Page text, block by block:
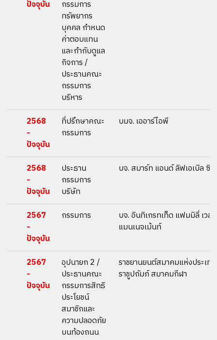
ปัจจุบัน
กรรมการ
ทรัพยากร
บุคคล กำหนด
ค่าตอบแทน
และกำกับดูแล
กิจการ /
ประธานคณะ
กรรมการ
บริหาร
2568
-
ปัจจุบัน
ที่ปรึกษาคณะ
กรรมการ
บมจ. เออาร์ไอพี
2568
-
ปัจจุบัน
ประธาน
กรรมการ
บริษัท
บจ. สมาร์ท แอนด์ ลิฟเอเบิล ซิตี้
2567
-
ปัจจุบัน
กรรมการ
บจ. อินทิเกรทเท็ด แฟมมิลี่ เวลธ์
แมนเนจเม้นท์
2567
-
ปัจจุบัน
อุปนายก 2 /
ประธานคณะ
กรรมการสิทธิ
ประโยชน์
สมาชิกและ
ความปลอดภัย
บนท้องถนน
ราชยานยนต์สมาคมแห่งประเท
ราชูปถัมภ์ สมาคมกีฬา